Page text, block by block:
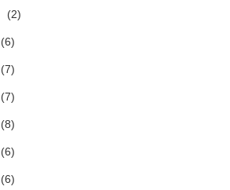
(2)
(6)
(7)
(7)
(8)
(6)
(6)